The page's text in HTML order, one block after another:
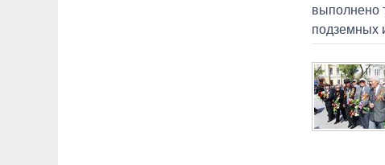
выполнено
подземных